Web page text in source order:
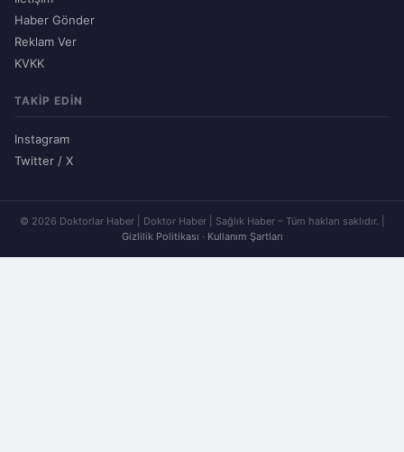
Haber Gönder
Reklam Ver
KVKK
TAKIP EDIN
Instagram
Twitter / X
© 2026 Doktorlar Haber | Doktor Haber | Sağlık Haber – Tüm hakları saklıdır. |
Gizlilik Politikası · Kullanım Şartları